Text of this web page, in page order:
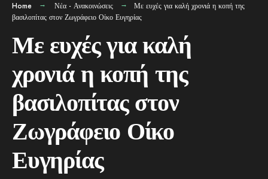
Home Νέα - Ανακοινώσεις
Με ευχές για καλή χρονιά η κοπή της
βασιλοπίτας στον Ζωγράφειο Οίκο Ευγηρίας
Με ευχές για καλή
χρονιά η κοπή της
βασιλοπίτας στον
Ζωγράφειο Οίκο
Ευγηρίας